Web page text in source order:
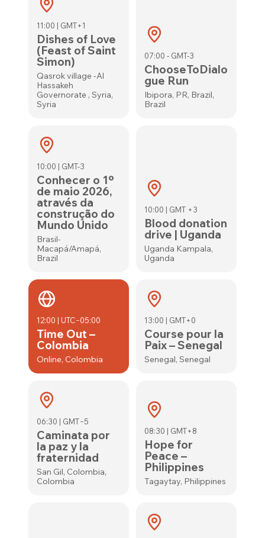
11:00 | GMT+1
Dishes of Love
(Feast of Saint
Simon)
Qasrok village -Al
Hassakeh
Governorate , Syria,
Syria
07:00 - GMT-3
ChooseToDialo
gue Run
Ibipora, PR, Brazil,
Brazil
10:00 | GMT-3
Conhecer o 1º
de maio 2026,
através da
construção do
Mundo Unido
Brasil-
Macapá/Amapá,
Brazil
10:00 | GMT +3
Blood donation
drive | Uganda
Uganda Kampala,
Uganda
12:00 | UTC−05:00
Time Out –
Colombia
Online, Colombia
13:00 | GMT+0
Course pour la
Paix – Senegal
Senegal, Senegal
06:30 | GMT−5
Caminata por
la paz y la
fraternidad
San Gil, Colombia,
Colombia
08:30 | GMT+8
Hope for
Peace –
Philippines
Tagaytay, Philippines